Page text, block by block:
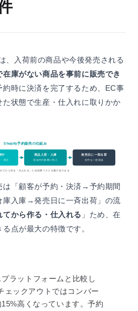
、入荷前の商品や今後発売される
在庫がない商品を事前に販売でき
約時に決済を完了するため、EC事
状態で生産・仕入れに取りかか
Shopify予約販売の仕組み
中
・発注
商品入荷・入庫
発送代行倉庫に預入
発売日に一斉出荷
全件を一括発送
てから作る・仕入れる」ため在庫リスクを最小化できる
は「顧客が予約・決済→予約期間
入庫→発売日に一斉出荷」の流
てから作る・仕入れる 」ため、在
点が最大の特徴です。
ラットフォームと比較し
ェックアウトではコンバー
高くなっています。予約